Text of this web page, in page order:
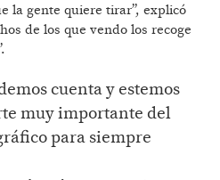
la gente quiere tirar”, explicó
de los que vendo los recoge
cuenta y estemos
muy importante del
para siempre